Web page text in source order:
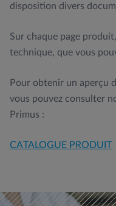
disposition divers
Sur chaque page
technique, que vous
Pour obtenir un aperçu
vous pouvez consulter
Primus :
CATALOGUE PRODUIT